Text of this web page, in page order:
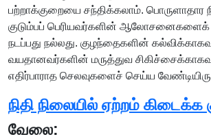
பற்றாக்குறையை சந்திக்கலாம். பொருளாதார
குடும்பப் பெரியவர்களின் ஆலோசனைகளைக்
நடப்பது நல்லது. குழந்தைகளின்
வயதானவர்களின் மருத்துவ
எதிர்பாராத செலவுகளைச் செய்ய
நிதி நிலையில் ஏற்றம் கிடைக்க
வேலை: